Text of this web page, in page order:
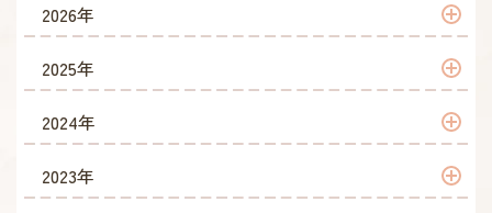
2026年
2026年 5月
2026年 4月
2025年
2025年 4月
2024年
2024年 4月
2023年